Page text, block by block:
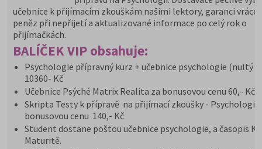
učebnice k přijímacím zkouškám našimi lektory, garanci
peněz při nepřijetí a aktualizované informace po celý rok o
přijímačkách.
BALÍČEK VIP obsahuje:
Psychologie přípravný kurz + učebnice psychologie (nultý
10360- Kč
Učebnice Psýché Matrix Realita za bonusovou cenu 60,- Kč
Skripta Testy k přípravě na přijímací zkoušky - Psychologie
bonusovou cenu 140,- Kč
Student dostane poštou učebnice psychologie, a časopis
Maturitě.